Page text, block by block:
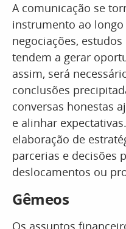
A comunicação se
instrumento ao longo
negociações,
tendem a gerar
assim, será
conclusões
conversas honestas
e alinhar
elaboração de
parcerias e decisões
deslocamentos ou
Gêmeos
Os assuntos